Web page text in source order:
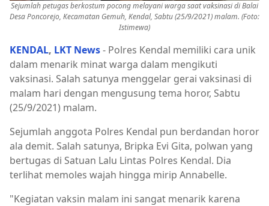
Sejumlah petugas berkostum pocong melayani warga saat vaksinasi di Balai
Desa Poncorejo, Kecamatan Gemuh, Kendal, Sabtu (25/9/2021) malam. (Foto:
Istimewa)
KENDAL, LKT News- Polres Kendal memiliki cara unik
dalam menarik minat warga dalam mengikuti
vaksinasi. Salah satunya menggelar gerai vaksinasi di
malam hari dengan mengusung tema horor, Sabtu
(25/9/2021) malam.
Sejumlah anggota Polres Kendal pun berdandan horor
ala demit. Salah satunya, Bripka Evi Gita, polwan yang
bertugas di Satuan Lalu Lintas Polres Kendal. Dia
terlihat memoles wajah hingga mirip Annabelle.
"Kegiatan vaksin malam ini sangat menarik karena